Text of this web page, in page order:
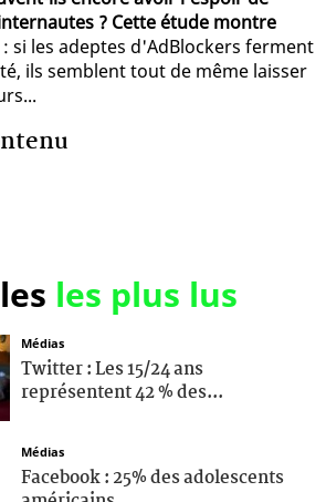
? Cette étude montre
: si les adeptes d'AdBlockers ferment
ils semblent tout de même laisser
les plus lus
Médias
Twitter : Les 15/24 ans
représentent 42 % des...
Médias
Facebook : 25% des adolescents